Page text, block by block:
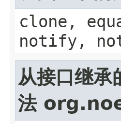
clone,
notify,
从接口继承
法